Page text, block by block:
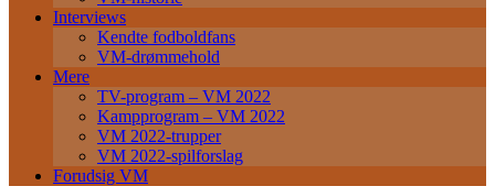
Interviews
Kendte fodboldfans
VM-drømmehold
Mere
TV-program – VM 2022
Kampprogram – VM 2022
VM 2022-trupper
VM 2022-spilforslag
Forudsig VM